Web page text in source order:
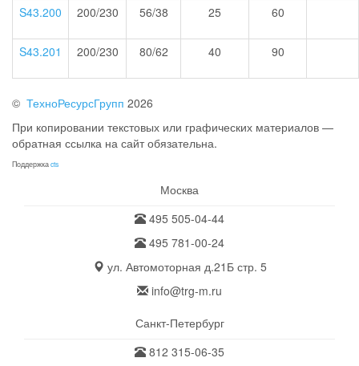
S43.200 200/230 56/38 25 60
S43.201 200/230 80/62 40 90
© ТехноРесурсГрупп 2026
При копировании текстовых или графических материалов —
обратная ссылка на сайт обязательна.
Поддержкаcts
Москва
495 505-04-44
495 781-00-24
ул. Автомоторная д.21Б стр. 5
info@trg-m.ru
Санкт-Петербург
812 315-06-35